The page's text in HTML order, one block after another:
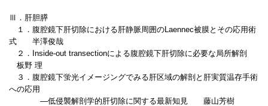
Ⅲ．肝胆膵
１．腹腔鏡下肝切除における肝静脈周囲のLaennec被膜とその応用術
式 半澤俊哉
２．Inside-out transectionによる腹腔鏡下肝切除に必要な局所解剖
板野 理
３．腹腔鏡下蛍光イメージングでみる肝区域の解剖と肝実質温存手術
への応用
―低侵襲解剖学的肝切除に関する最新知見 藤山芳樹